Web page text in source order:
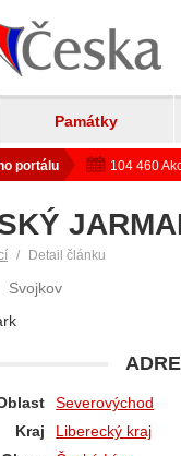
Památky
portálu 104 460
Detail článku
Svojkov
Severovýchod
Kraj
Liberecký kraj